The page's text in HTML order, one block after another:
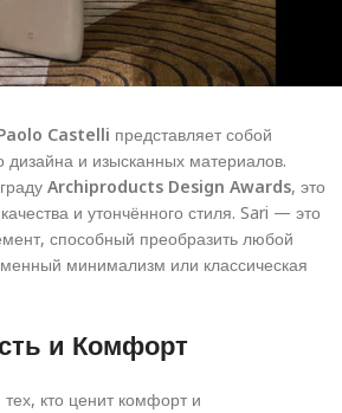
Castelli представляет собой
и изысканных материалов.
Archiproducts Design Awards, это
и утончённого стиля. Sari — это
способный преобразить любой
минимализм или классическая
и Комфорт
кто ценит комфорт и